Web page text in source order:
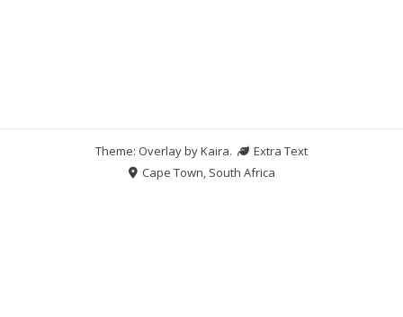
Theme: Overlay byKaira.
Extra Text
Cape Town, South Africa